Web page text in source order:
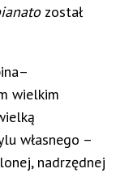
został
wielkim
własnego –
nadrzędnej